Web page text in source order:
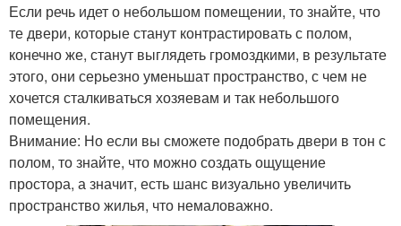
Если речь идет о небольшом помещении, то знайте, что
те двери, которые станут контрастировать с полом,
конечно же, станут выглядеть громоздкими, в результате
этого, они серьезно уменьшат пространство, с чем не
хочется сталкиваться хозяевам и так небольшого
помещения.
Внимание: Но если вы сможете подобрать двери в тон с
полом, то знайте, что можно создать ощущение
простора, а значит, есть шанс визуально увеличить
пространство жилья, что немаловажно.